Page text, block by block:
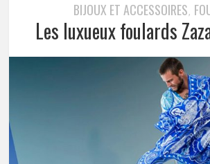
BIJOUX ET ACCESSOIRES,
Les luxueux foulards